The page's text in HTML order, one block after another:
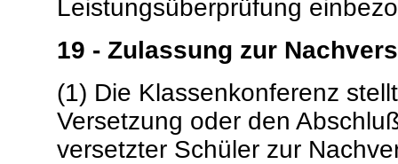
Leistungsüberprüfung
19 - Zulassung zur
(1) Die Klassenkonferenz
Versetzung oder den
versetzter Schüler zur